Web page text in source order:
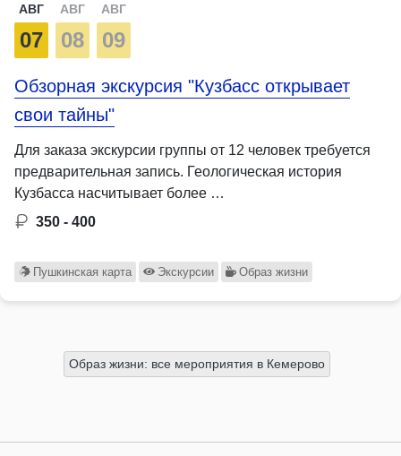
АВГ
07
АВГ
08
АВГ
09
Обзорная экскурсия "Кузбасс открывает
свои тайны"
Для заказа экскурсии группы от 12 человек требуется
предварительная запись. Геологическая история
Кузбасса насчитывает более …
350 - 400
Пушкинская карта Экскурсии Образ жизни
Образ жизни: все мероприятия в Кемерово